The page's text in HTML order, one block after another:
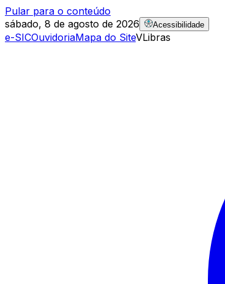
Pular para o conteúdo
sábado, 8 de agosto de 2026
Acessibilidade
e-SICOuvidoriaMapa do SiteVLibras